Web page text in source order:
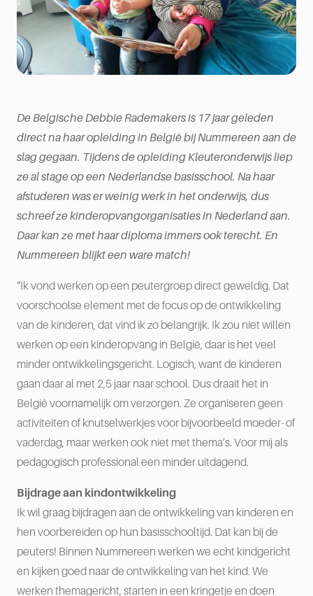
De Belgische Debbie Rademakers is 17 jaar geleden
direct na haar opleiding in België bij Nummereen aan de
slag gegaan. Tijdens de opleiding Kleuteronderwijs liep
ze al stage op een Nederlandse basisschool. Na haar
afstuderen was er weinig werk in het onderwijs, dus
schreef ze kinderopvangorganisaties in Nederland aan.
Daar kan ze met haar diploma immers ook terecht. En
Nummereen blijkt een ware match!
“Ik vond werken op een peutergroep direct geweldig. Dat
voorschoolse element met de focus op de ontwikkeling
van de kinderen, dat vind ik zo belangrijk. Ik zou niet willen
werken op een kinderopvang in België, daar is het veel
minder ontwikkelingsgericht. Logisch, want de kinderen
gaan daar al met 2,5 jaar naar school. Dus draait het in
België voornamelijk om verzorgen. Ze organiseren geen
activiteiten of knutselwerkjes voor bijvoorbeeld moeder- of
vaderdag, maar werken ook niet met thema’s. Voor mij als
pedagogisch professional een minder uitdagend.
Bijdrage aan kindontwikkeling
Ik wil graag bijdragen aan de ontwikkeling van kinderen en
hen voorbereiden op hun basisschooltijd. Dat kan bij de
peuters! Binnen Nummereen werken we echt kindgericht
en kijken goed naar de ontwikkeling van het kind. We
werken themagericht, starten in een kringetje en doen